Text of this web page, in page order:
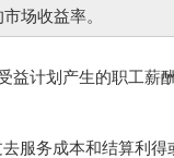
场收益率。
计划产生的职工薪
务成本和结算利得